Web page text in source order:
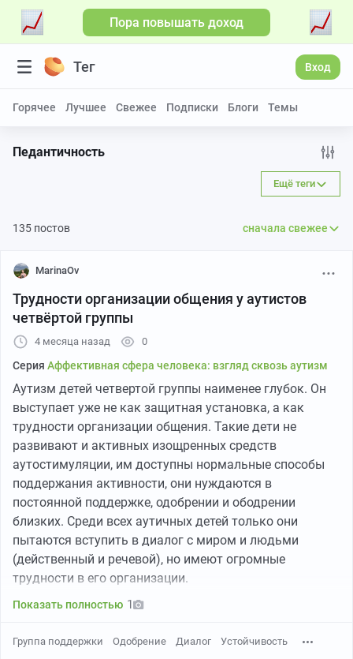
Пора повышать доход
Тег Вход
Горячее Лучшее Свежее Подписки Блоги Темы
Педантичность
Ещё теги
135 постов сначала свежее
MarinaOv
Трудности организации общения у аутистов
четвёртой группы
4 месяца назад 0
Серия Аффективная сфера человека: взгляд сквозь аутизм
Аутизм детей четвертой группы наименее глубок. Он
выступает уже не как защитная установка, а как
трудности организации общения. Такие дети не
развивают и активных изощренных средств
аутостимуляции, им доступны нормальные способы
поддержания активности, они нуждаются в
постоянной поддержке, одобрении и ободрении
близких. Среди всех аутичных детей только они
пытаются вступить в диалог с миром и людьми
(действенный и речевой), но имеют огромные
трудности в его организации.
Показать полностью 1
Группа поддержки Одобрение Диалог Устойчивость
Больше видео